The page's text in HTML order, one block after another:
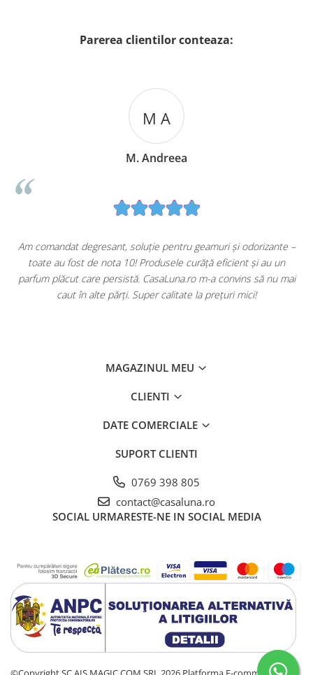
Parerea clientilor conteaza:
M A
M. Andreea
Am comandat degresant, soluție pentru geamuri și odorizante –
toate au fost de nota 10! Produsele curăță eficient și au un
parfum plăcut care persistă. CasaLuna.ro m-a convins să nu mai
caut în alte părți. Super calitate la prețuri mici!
MAGAZINUL MEU
CLIENTI
DATE COMERCIALE
SUPORT CLIENTI
0769 398 805
contact@casaluna.ro
SOCIAL URMARESTE-NE IN SOCIAL MEDIA